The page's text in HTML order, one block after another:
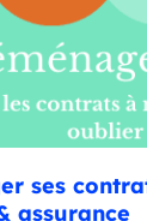
ses
assurance